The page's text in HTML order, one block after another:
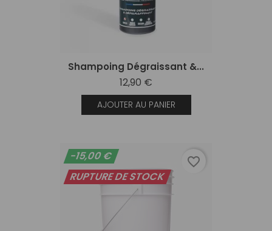
Shampoing Dégraissant &...
12,90 €
AJOUTER AU PANIER
-15,00 €
RUPTURE DE STOCK
favorite_border